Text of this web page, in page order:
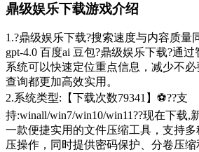
鼎级娱乐下载游戏介绍
1.?鼎级娱乐下载?搜索速度与内容质量
gpt-4.0 百度ai 豆包?鼎级娱乐下载?通
系统可以快速定位重点信息，减少不
查询都更加高效实用。
2.系统类型:【下载次数79341】⚽??支
持:winall/win7/win10/win11??现在下载,
一款便捷实用的文件压缩工具，支持
压操作，同时提供密码保护、分卷压